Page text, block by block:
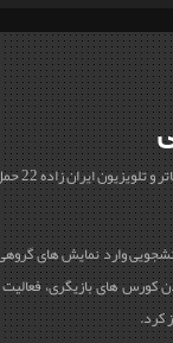
وارد نمایش های
کورس های بازیگری،
کرد.